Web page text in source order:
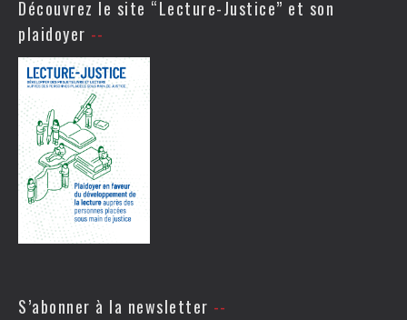
Découvrez le site “Lecture-Justice” et son
plaidoyer
S’abonner à la newsletter